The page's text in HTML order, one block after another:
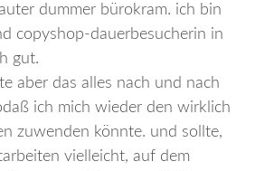
dummer bürokram. ich bin
copyshop-dauerbesucherin in
gut.
aber das alles nach und nach
ich mich wieder den wirklich
zuwenden könnte. und sollte,
vielleicht, auf dem